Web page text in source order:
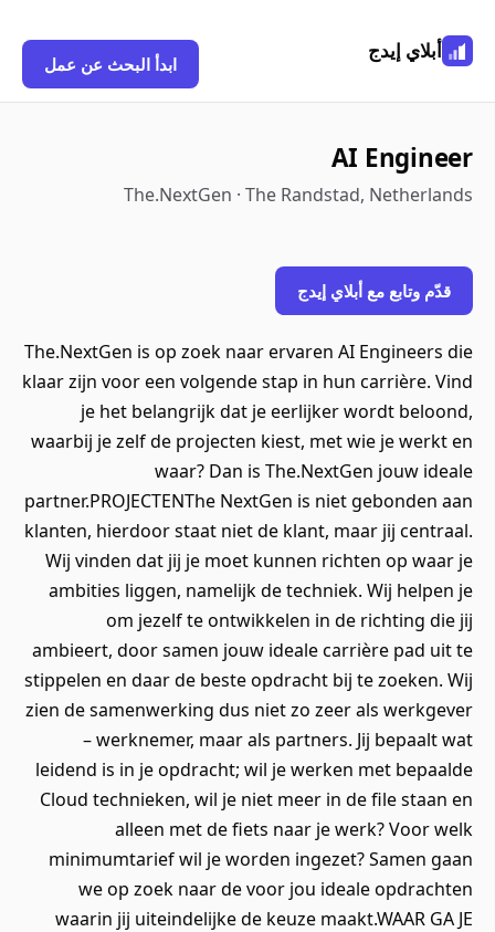
أبلاي إيدج
ابدأ البحث عن عمل
AI Engineer
The.NextGen · The Randstad, Netherlands
قدّم وتابع مع أبلاي إيدج
The.NextGen is op zoek naar ervaren AI Engineers die
klaar zijn voor een volgende stap in hun carrière. Vind
je het belangrijk dat je eerlijker wordt beloond,
waarbij je zelf de projecten kiest, met wie je werkt en
waar? Dan is The.NextGen jouw ideale
partner.PROJECTENThe NextGen is niet gebonden aan
klanten, hierdoor staat niet de klant, maar jij centraal.
Wij vinden dat jij je moet kunnen richten op waar je
ambities liggen, namelijk de techniek. Wij helpen je
om jezelf te ontwikkelen in de richting die jij
ambieert, door samen jouw ideale carrière pad uit te
stippelen en daar de beste opdracht bij te zoeken. Wij
zien de samenwerking dus niet zo zeer als werkgever
– werknemer, maar als partners. Jij bepaalt wat
leidend is in je opdracht; wil je werken met bepaalde
Cloud technieken, wil je niet meer in de file staan en
alleen met de fiets naar je werk? Voor welk
minimumtarief wil je worden ingezet? Samen gaan
we op zoek naar de voor jou ideale opdrachten
waarin jij uiteindelijke de keuze maakt.WAAR GA JE